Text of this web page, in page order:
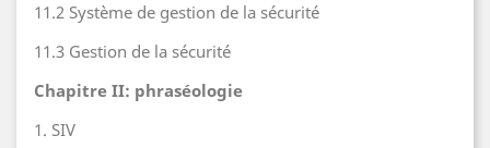
11.2 Système de gestion de la sécurité
11.3 Gestion de la sécurité
Chapitre II: phraséologie
1. SIV